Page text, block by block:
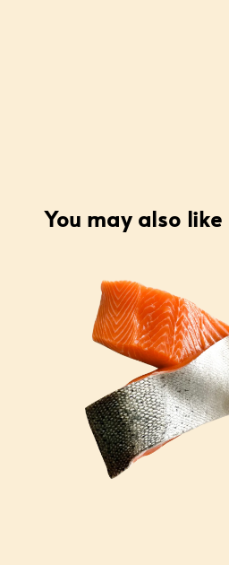
You may also like